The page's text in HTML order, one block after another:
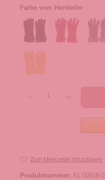
Farbe vom Hersteller
Zum Merkzettel hinzufügen
Produktnummer: